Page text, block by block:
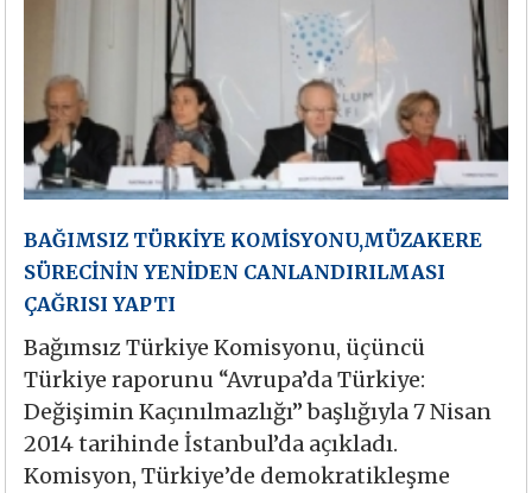
BAĞIMSIZ TÜRKİYE KOMİSYONU,MÜZAKERE
SÜRECİNİN YENİDEN CANLANDIRILMASI
ÇAĞRISI YAPTI
Bağımsız Türkiye Komisyonu, üçüncü
Türkiye raporunu “Avrupa’da Türkiye:
Değişimin Kaçınılmazlığı” başlığıyla 7 Nisan
2014 tarihinde İstanbul’da açıkladı.
Komisyon, Türkiye’de demokratikleşme